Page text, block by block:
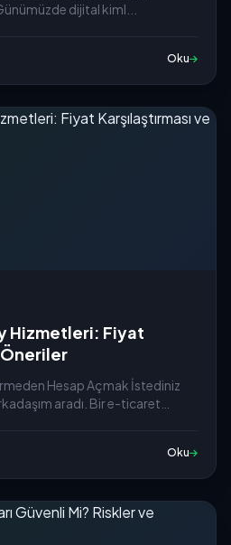
dijital kiml...
Oku
Hizmetleri: Fiyat
Öneriler
Hesap Açmak İstediniz
aradı. Bir e-ticaret
Oku